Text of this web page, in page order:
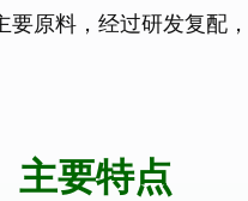
原料，经过研发复配
主要特点